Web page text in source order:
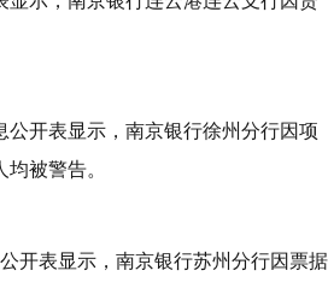
公开表显示，南京银行徐州分行因项
被警告。
开表显示，南京银行苏州分行因票据